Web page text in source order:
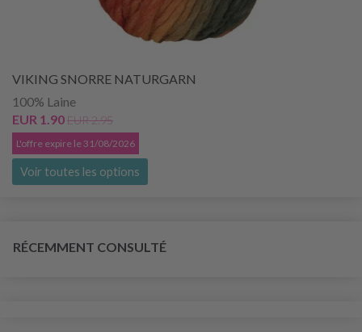
VIKING SNORRE NATURGARN
100% Laine
EUR 1.90EUR 2.95
L'offre expire le 31/08/2026
Voir toutes les options
RÉCEMMENT CONSULTÉ